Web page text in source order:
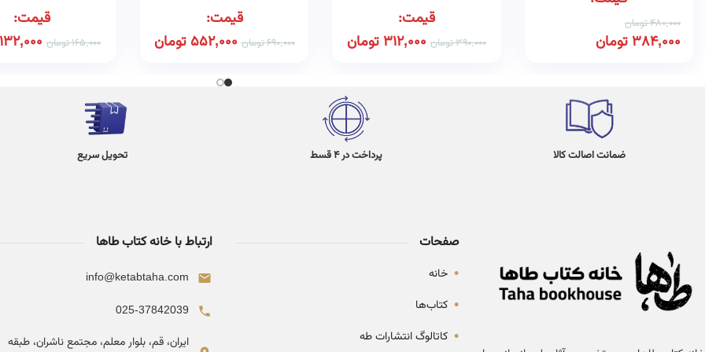
480,000تومان
384,000تومان
قیمت:
390,000تومان 312,000تومان
قیمت:
690,000تومان 552,000 تومان
قیمت:
165,000تومان 132,000
ضمانت اصالت کالا پرداخت در 4 قسط تحویل سریع
صفحات
• خانه
• کتاب‌ها
• کاتالوگ انتشارات طه
ارتباط با خانه کتاب طاها
info@ketabtaha.com
025-37842039
ایران، قم، بلوار معلم، مجتمع ناشران، طبقه